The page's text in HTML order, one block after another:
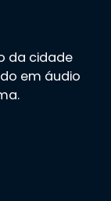
da cidade
em áudio